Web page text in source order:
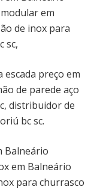
em
de inox para
sc,
preço em
de parede aço
distribuidor de
bc sc.
Balneário
em Balneário
para churrasco